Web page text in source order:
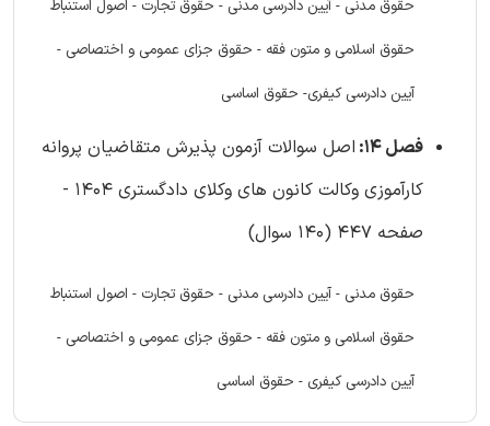
حقوق مدنی - آیین دادرسی مدنی - حقوق تجارت - اصول استنباط
حقوق اسلامی و متون فقه - حقوق جزای عمومی و اختصاصی -
آیین دادرسی کیفری- حقوق اساسی
فصل 14:
اصل سوالات آزمون پذیرش متقاضیان پروانه
کارآموزی وکالت کانون های وکلای دادگستری 1404 -
صفحه 447 (140 سوال)
حقوق مدنی - آیین دادرسی مدنی - حقوق تجارت - اصول استنباط
حقوق اسلامی و متون فقه - حقوق جزای عمومی و اختصاصی -
آیین دادرسی کیفری - حقوق اساسی